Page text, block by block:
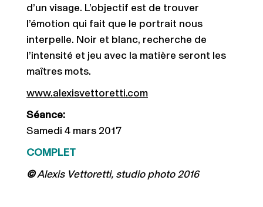
d’un visage. L’objectif est de trouver
l’émotion qui fait que le portrait nous
interpelle. Noir et blanc, recherche de
l’intensité et jeu avec la matière seront les
maîtres mots.
www.alexisvettoretti.com
Séance:
Samedi 4 mars 2017
COMPLET
©Alexis Vettoretti, studio photo 2016